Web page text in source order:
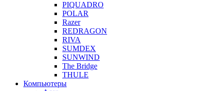
PIQUADRO
POLAR
Razer
REDRAGON
RIVA
SUMDEX
SUNWIND
The Bridge
THULE
Компьютеры